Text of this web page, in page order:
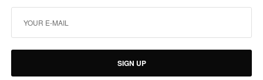
SIGN UP